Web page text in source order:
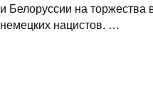
и Белоруссии на торжества
немецких нацистов. …